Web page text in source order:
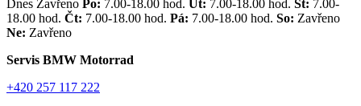
Dnes Zavřeno Po: 7.00-18.00 hod. Út: 7.00-18.00 hod. St: 7.00-
18.00 hod. Čt: 7.00-18.00 hod. Pá: 7.00-18.00 hod. So: Zavřeno
Ne: Zavřeno
Servis BMW Motorrad
+420 257 117 222